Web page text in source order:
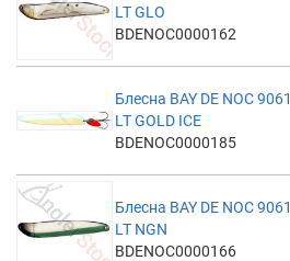
LT GLO
BDENOC0000162
Блесна BAY DE NOC 9061
LT GOLD ICE
BDENOC0000185
Блесна BAY DE NOC 9061
LT NGN
BDENOC0000166